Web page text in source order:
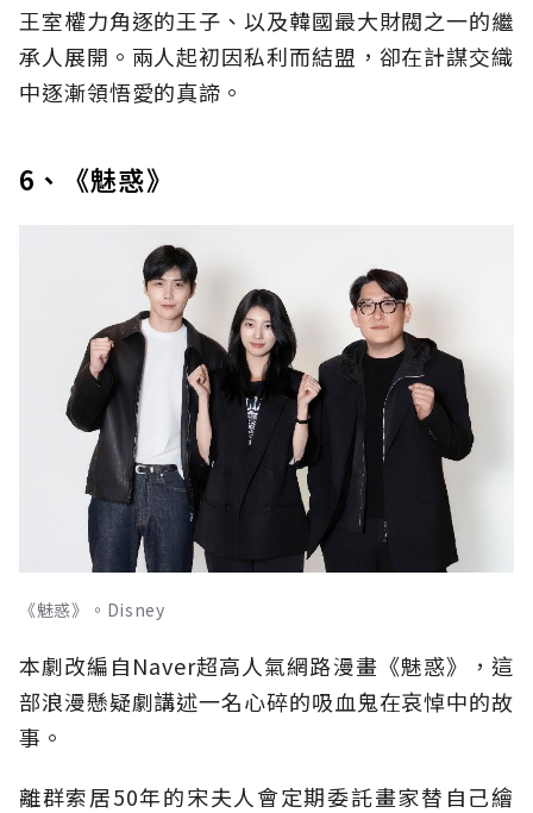
王室權力角逐的王子、以及韓國最大財閥之一的繼
承人展開。兩人起初因私利而結盟，卻在計謀交織
中逐漸領悟愛的真諦。
6、《魅惑》
《魅惑》。Disney
本劇改編自Naver超高人氣網路漫畫《魅惑》，這
部浪漫懸疑劇講述一名心碎的吸血鬼在哀悼中的故
事。
離群索居50年的宋夫人會定期委託畫家替自己繪